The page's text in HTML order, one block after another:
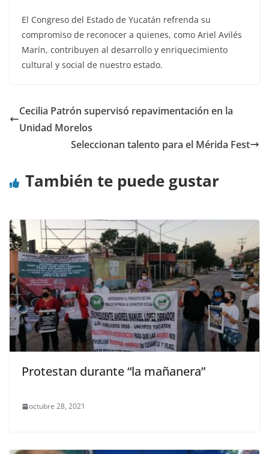
El Congreso del Estado de Yucatán refrenda su
compromiso de reconocer a quienes, como Ariel Avilés
Marín, contribuyen al desarrollo y enriquecimiento
cultural y social de nuestro estado.
Cecilia Patrón supervisó repavimentación en la
Unidad Morelos
Seleccionan talento para el Mérida Fest
También te puede gustar
Protestan durante “la mañanera”
octubre 28, 2021